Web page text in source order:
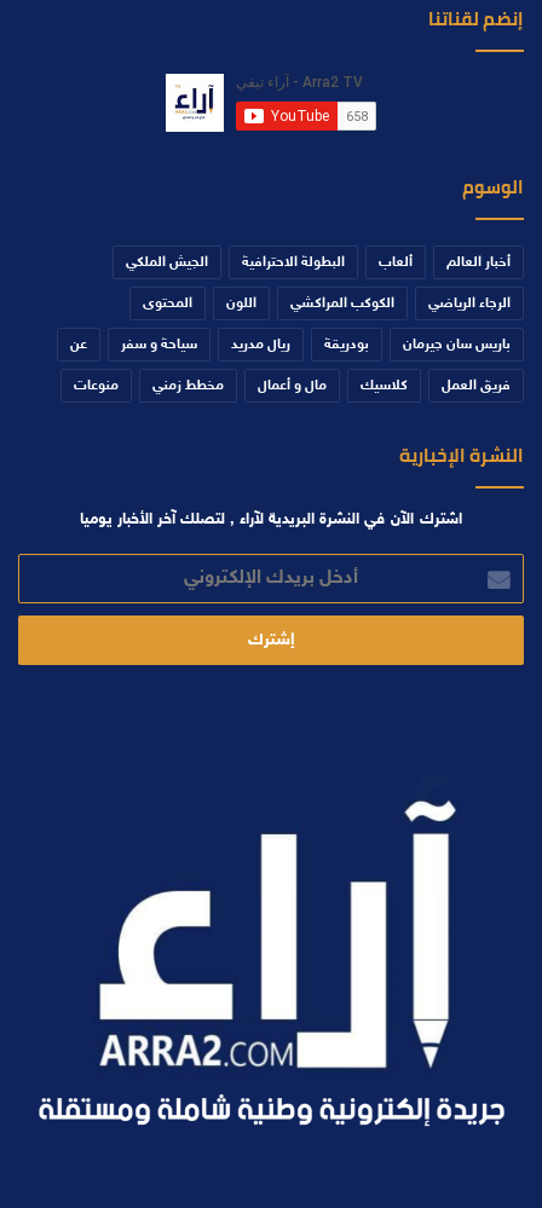
إنضم لقناتنا
الوسوم
أخبار العالم ألعاب البطولة الاحترافية الجيش الملكي
الرجاء الرياضي الكوكب المراكشي اللون المحتوى
باريس سان جيرمان بودريقة ريال مدريد سياحة و سفر عن
فريق العمل كلاسيك مال و أعمال مخطط زمني منوعات
النشرة الإخبارية
اشترك الآن في النشرة البريدية لآراء , لتصلك آخر الأخبار يوميا
بريدك
الإلكتروني